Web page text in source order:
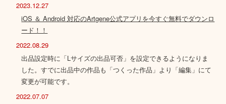
2023.12.27
iOS ＆ Android 対応のArtgene公式アプリを今すぐ無料でダウンロ
ード！！
2022.08.29
出品設定時に「Lサイズの出品可否」を設定できるようになりま
した。すでに出品中の作品も「つくった作品」より「編集」にて
変更が可能です。
2022.07.07